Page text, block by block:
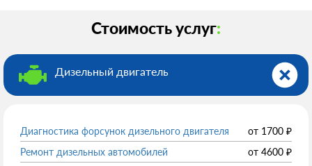
Стоимость услуг:
Дизельный двигатель
Диагностика форсунок дизельного двигателя от 1700 ₽
Ремонт дизельных автомобилей
от 4600 ₽